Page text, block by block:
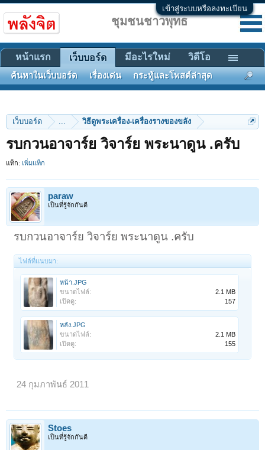
เข้าสู่ระบบหรือลงทะเบียน
เว็บบอร์ด ... วิธีดูพระเครื่อง-เครื่องรางของขลัง
รบกวนอาจาร์ย วิจาร์ย พระนาดูน .ครับ
แท็ก: เพิ่มแท็ก
paraw
เป็นที่รู้จักกันดี
รบกวนอาจาร์ย วิจาร์ย พระนาดูน .ครับ
ไฟล์ที่แนบมา:
หน้า.JPG
ขนาดไฟล์:
2.1 MB
เปิดดู:
157
หลัง.JPG
ขนาดไฟล์:
2.1 MB
เปิดดู:
155
24 กุมภาพันธ์ 2011
Stoes
เป็นที่รู้จักกันดี
ชุมชนชาวพุทธ
หน้าแรก เว็บบอร์ด
ค้นหาในเว็บบอร์ด เรื่องเด่น กระทู้และโพสต์ล่าสุด
มีอะไรใหม่ วิดีโอ